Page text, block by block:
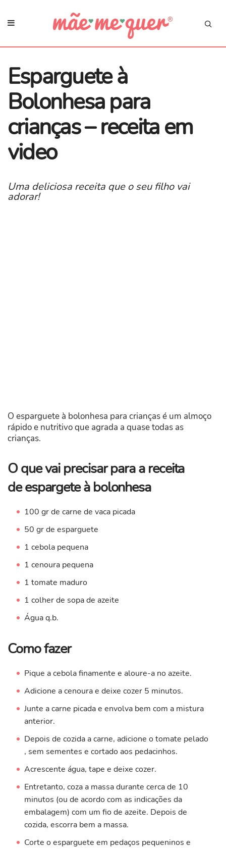
Esparguete à
Bolonhesa para
crianças – receita em
video
Uma deliciosa receita que o seu filho vai
adorar!
O esparguete à bolonhesa para crianças é um almoço
rápido e nutritivo que agrada a quase todas as
crianças.
O que vai precisar para a receita
de espargete à bolonhesa
100 gr de carne de vaca picada
50 gr de esparguete
1 cebola pequena
1 cenoura pequena
1 tomate maduro
1 colher de sopa de azeite
Água q.b.
Como fazer
Pique a cebola finamente e aloure-a no azeite.
Adicione a cenoura e deixe cozer 5 minutos.
Junte a carne picada e envolva bem com a mistura
anterior.
Depois de cozida a carne, adicione o tomate pelado
, sem sementes e cortado aos pedacinhos.
Acrescente água, tape e deixe cozer.
Entretanto, coza a massa durante cerca de 10
minutos (ou de acordo com as indicações da
embalagem) com um fio de azeite. Depois de
cozida, escorra bem a massa.
Corte o esparguete em pedaços pequeninos e